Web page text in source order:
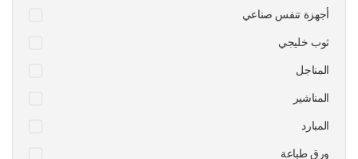
أجهزة تنفس صناعي
ثوب خليجي
المناجل
المناشير
المبارد
ورق طباعة